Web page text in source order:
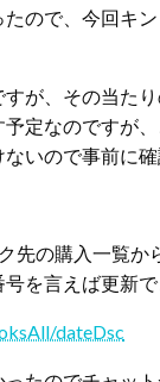
ので、今回キ
が、その当た
定なのですが
いので事前に確
先の購入一覧か
を言えば更新で
dateDsc